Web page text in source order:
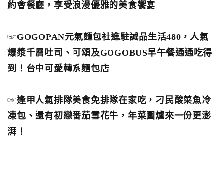
約會餐廳，享受浪漫優雅的美食饗宴
☞GOGOPAN元氣麵包社進駐誠品生活480，人氣
爆漿千層吐司、可頌及GOGOBUS早午餐通通吃得
到！台中可愛韓系麵包店
☞逢甲人氣排隊美食免排隊在家吃，刁民酸菜魚冷
凍包、還有初戀番茄雪花牛，年菜圍爐來一份更澎
湃！